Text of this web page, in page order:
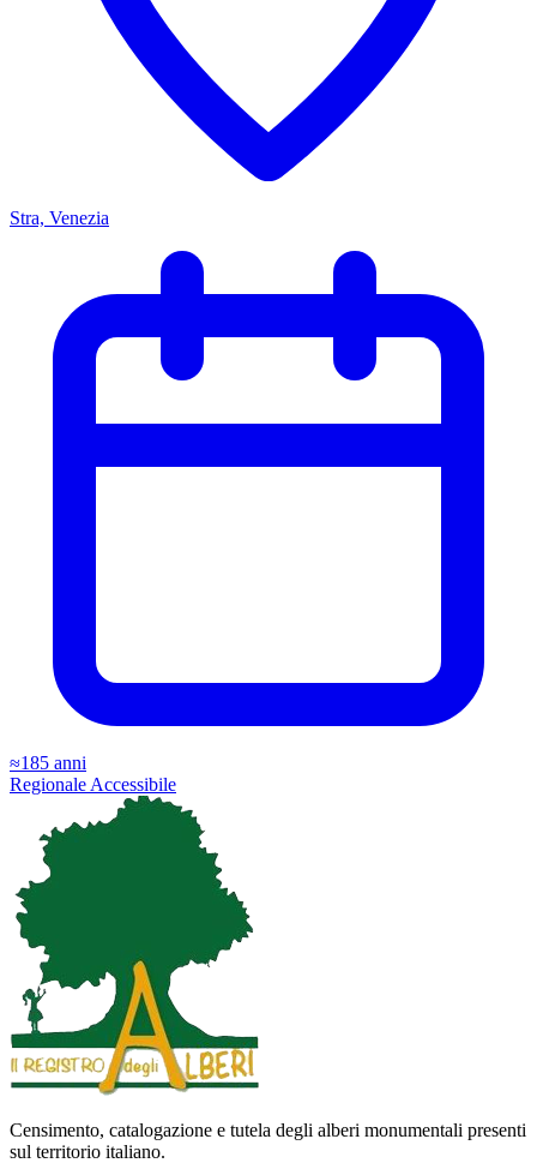
Stra, Venezia
≈185 anni
Regionale Accessibile
Censimento, catalogazione e tutela degli alberi monumentali presenti
sul territorio italiano.